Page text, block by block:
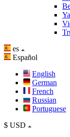
es
Español
English
German
French
Russian
Portuguese
$ USD